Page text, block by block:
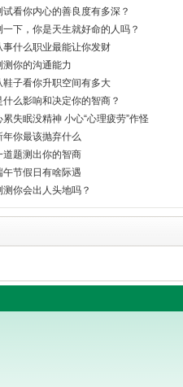
试看你内心的善良度有多深？
一下，你是天生就好命的人吗？
事什么职业最能让你发财
测你的沟通能力
鞋子看你升职空间有多大
什么影响和决定你的智商？
累失眠没精神 小心“心理疲劳”作怪
年你最该抛弃什么
道题测出你的智商
午节假日有啥际遇
测你会出人头地吗？